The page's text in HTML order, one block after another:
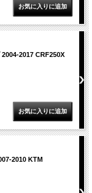
2017 CRF250X
2010 KTM